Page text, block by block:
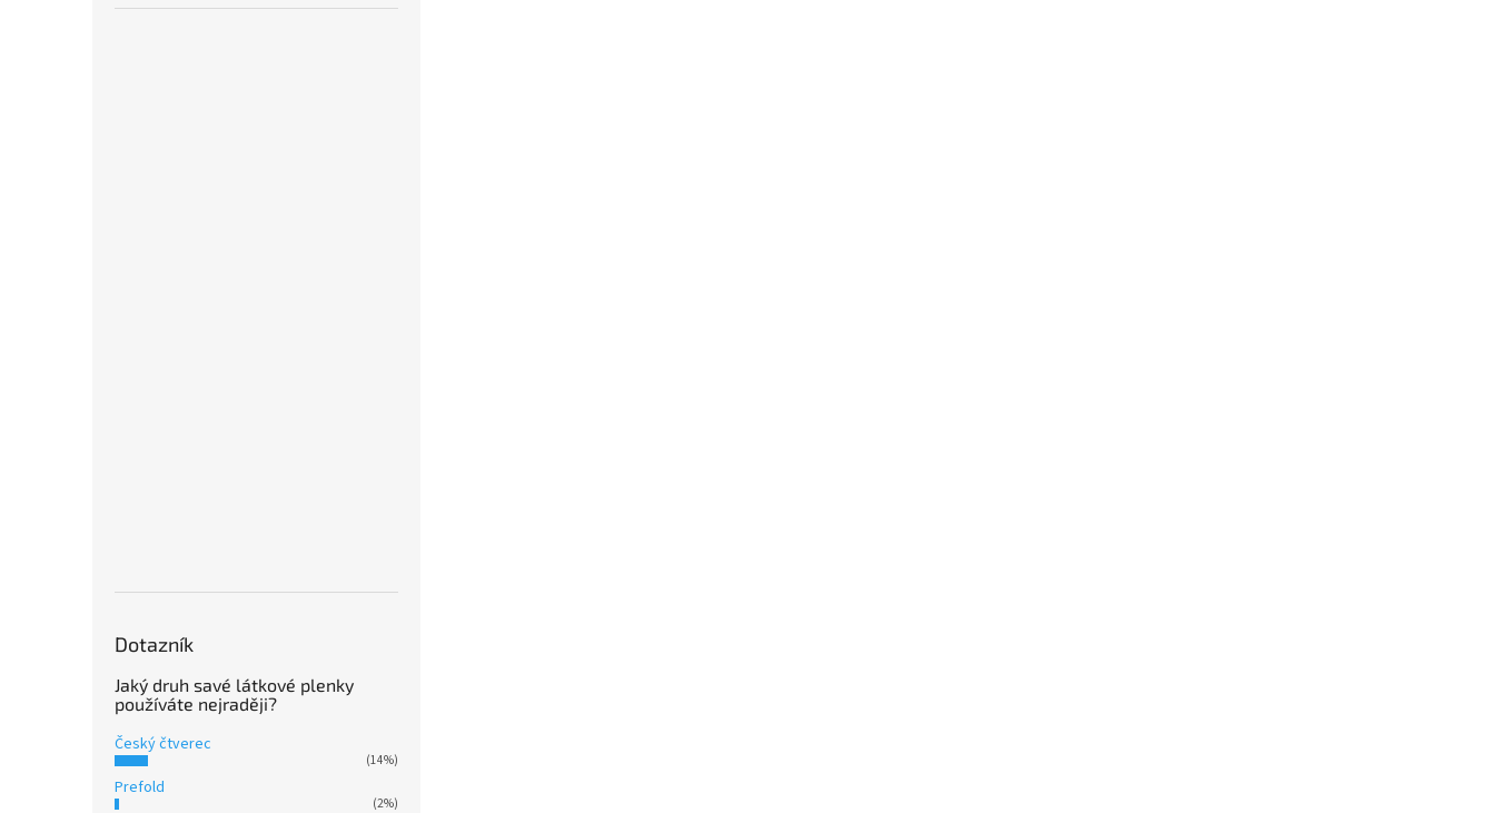
Dotazník
Jaký druh savé látkové plenky
používáte nejraději?
Český čtverec
(14%)
Prefold
(2%)